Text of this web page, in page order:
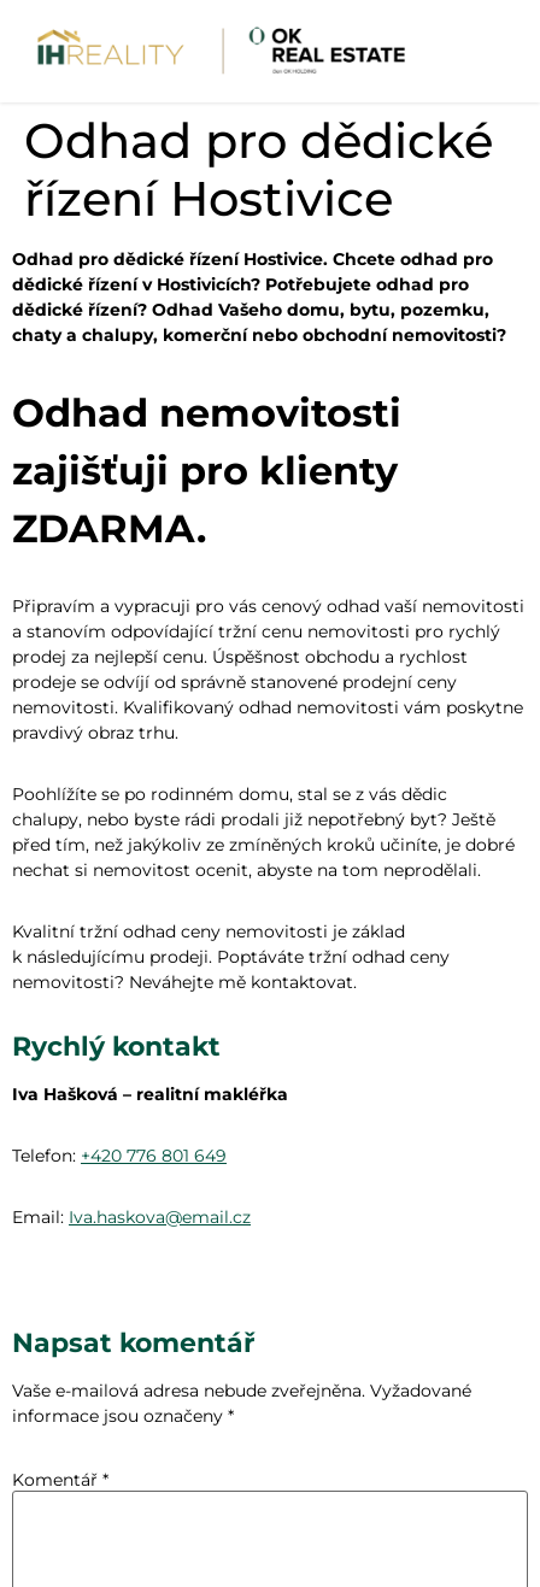
Odhad pro dědické
řízení Hostivice
Odhad pro dědické řízení Hostivice. Chcete odhad pro
dědické řízení v Hostivicích? Potřebujete odhad pro
dědické řízení? Odhad Vašeho domu, bytu, pozemku,
chaty a chalupy, komerční nebo obchodní nemovitosti?
Odhad nemovitosti
zajišťuji pro klienty
ZDARMA.
Připravím a vypracuji pro vás cenový odhad vaší nemovitosti
a stanovím odpovídající tržní cenu nemovitosti pro rychlý
prodej za nejlepší cenu. Úspěšnost obchodu a rychlost
prodeje se odvíjí od správně stanovené prodejní ceny
nemovitosti. Kvalifikovaný odhad nemovitosti vám poskytne
pravdivý obraz trhu.
Poohlížíte se po rodinném domu, stal se z vás dědic
chalupy, nebo byste rádi prodali již nepotřebný byt? Ještě
před tím, než jakýkoliv ze zmíněných kroků učiníte, je dobré
nechat si nemovitost ocenit, abyste na tom neprodělali.
Kvalitní tržní odhad ceny nemovitosti je základ
k následujícímu prodeji. Poptáváte tržní odhad ceny
nemovitosti? Neváhejte mě kontaktovat.
Rychlý kontakt
Iva Hašková – realitní makléřka
Telefon: +420 776 801 649
Email: Iva.haskova@email.cz
Napsat komentář
Vaše e-mailová adresa nebude zveřejněna. Vyžadované
informace jsou označeny *
Komentář *